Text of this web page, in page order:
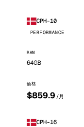
CPH-10
PERFORMANCE
RAM
64GB
価格
$859.9 /月
CPH-16